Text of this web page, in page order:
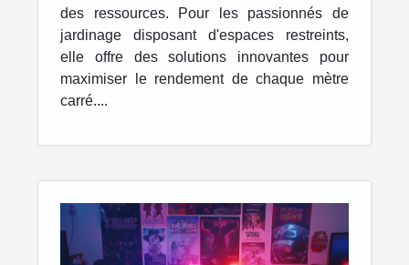
des ressources. Pour les passionnés de
jardinage disposant d'espaces restreints,
elle offre des solutions innovantes pour
maximiser le rendement de chaque mètre
carré....